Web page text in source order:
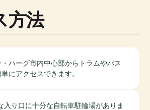
方法
ハーグ市内中心部からトラムやバス
にアクセスできます。
入り口に十分な自転車駐輪場がありま